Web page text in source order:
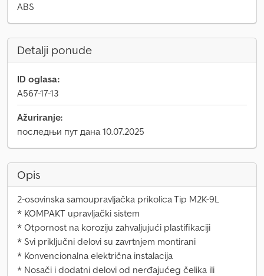
ABS
Detalji ponude
ID oglasa:
A567-17-13
Ažuriranje:
последњи пут дана 10.07.2025
Opis
2-osovinska samoupravljačka prikolica Tip M2K-9L
* KOMPAKT upravljački sistem
* Otpornost na koroziju zahvaljujući plastifikaciji
* Svi priključni delovi su zavrtnjem montirani
* Konvencionalna električna instalacija
* Nosači i dodatni delovi od nerđajućeg čelika ili